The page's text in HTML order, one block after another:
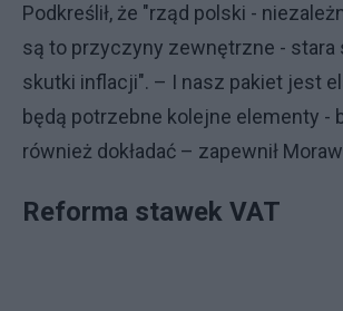
Podkreślił, że "rząd polski -
są to przyczyny zewnętrzne - stara
skutki inflacji". – I nasz pakiet jest
będą potrzebne kolejne elementy -
również dokładać – zapewnił
Reforma stawek VAT